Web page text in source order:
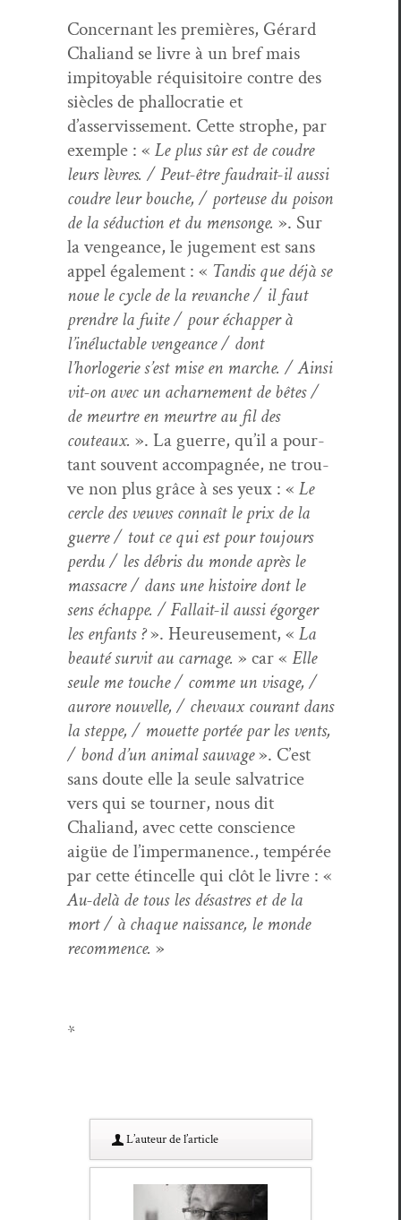
Con­cer­nant les pre­mières, Gérard
Chaliand se livre à un bref mais
impi­toy­able réquisi­toire con­tre des
siè­cles de phal­locratie et
d’asservissement. Cette stro­phe, par
exem­ple : « Le plus sûr est de coudre
leurs lèvres. / Peut-être faudrait-il aus­si
coudre leur bouche, / por­teuse du poi­son
de la séduc­tion et du men­songe. ». Sur
la vengeance, le juge­ment est sans
appel égale­ment : « Tan­dis que déjà se
noue le cycle de la revanche / il faut
pren­dre la fuite / pour échap­per à
l’inéluctable vengeance / dont
l’horlogerie s’est mise en marche. / Ain­si
vit-on avec un acharne­ment de bêtes /
de meurtre en meurtre au fil des
couteaux. ». La guerre, qu’il a pour­
tant sou­vent accom­pa­g­née, ne trou­
ve non plus grâce à ses yeux : « Le
cer­cle des veuves con­naît le prix de la
guerre / tout ce qui est pour tou­jours
per­du / les débris du monde après le
mas­sacre / dans une his­toire dont le
sens échappe. / Fal­lait-il aus­si égorg­er
les enfants ?». Heureuse­ment, « La
beauté survit au car­nage. » car « Elle
seule me touche / comme un vis­age, /
aurore nou­velle, / chevaux courant dans
la steppe, / mou­ette portée par les vents,
/ bond d’un ani­mal sauvage». C’est
sans doute elle la seule sal­va­trice
vers qui se tourn­er, nous dit
Chaliand, avec cette con­science
aigüe de l’impermanence., tem­pérée
par cette étin­celle qui clôt le livre : «
Au-delà de tous les désas­tres et de la
mort / à chaque nais­sance, le monde
recom­mence. »
*
L’au­teur de l’article